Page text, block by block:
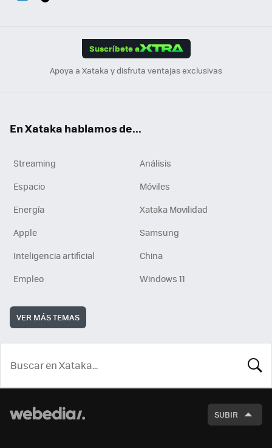
Suscríbete a
Apoya a Xataka y disfruta ventajas exclusivas
En Xataka hablamos de...
Streaming
Análisis
Espacio
Móviles
Energía
Xataka Movilidad
Apple
Samsung
Inteligencia artificial
China
Empleo
Windows 11
VER MÁS TEMAS
SUBIR